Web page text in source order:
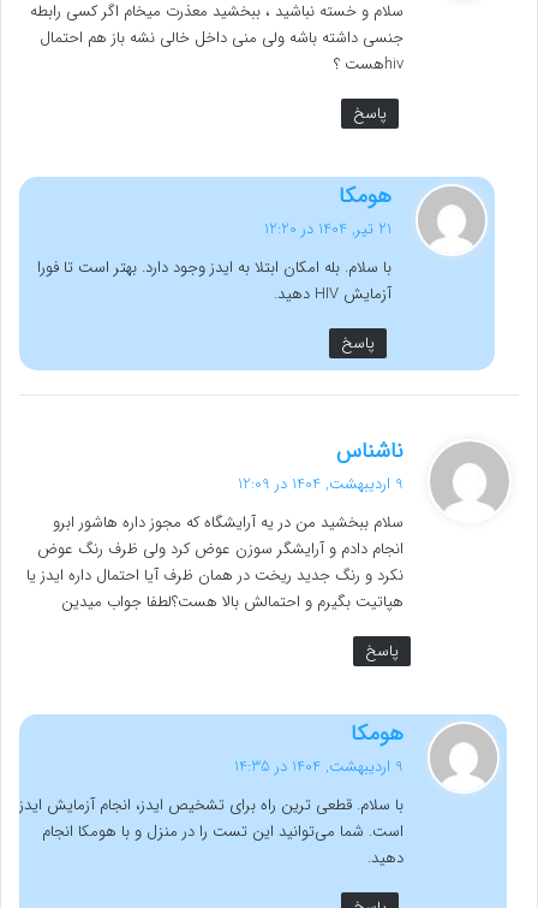
:
سلام و خسته نباشید ، ببخشید معذرت میخام اگر کسی رابطه
جنسی داشته باشه ولی منی داخل خالی نشه باز هم احتمال
hivهست ؟
پاسخ
هومکا
:
21 تیر, 1404 در 12:20
با سلام. بله امکان ابتلا به ایدز وجود دارد. بهتر است تا فورا
آزمایش HIV دهید.
پاسخ
ناشناس
:
9 اردیبهشت, 1404 در 12:09
سلام ببخشید من در یه آرایشگاه که مجوز داره هاشور ابرو
انجام دادم و آرایشگر سوزن عوض کرد ولی ظرف رنگ عوض
نکرد و رنگ جدید ریخت در همان ظرف آیا احتمال داره ایدز یا
هپاتیت بگیرم و احتمالش بالا هست؟لطفا جواب میدین
پاسخ
هومکا
:
9 اردیبهشت, 1404 در 14:35
با سلام. قطعی ترین راه برای تشخیص ایدز، انجام آزمایش ایدز
است. شما می‌توانید این تست را در منزل و با هومکا انجام
دهید.